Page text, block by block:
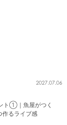
2027.07.06
ト①｜魚屋がつく
作るライブ感